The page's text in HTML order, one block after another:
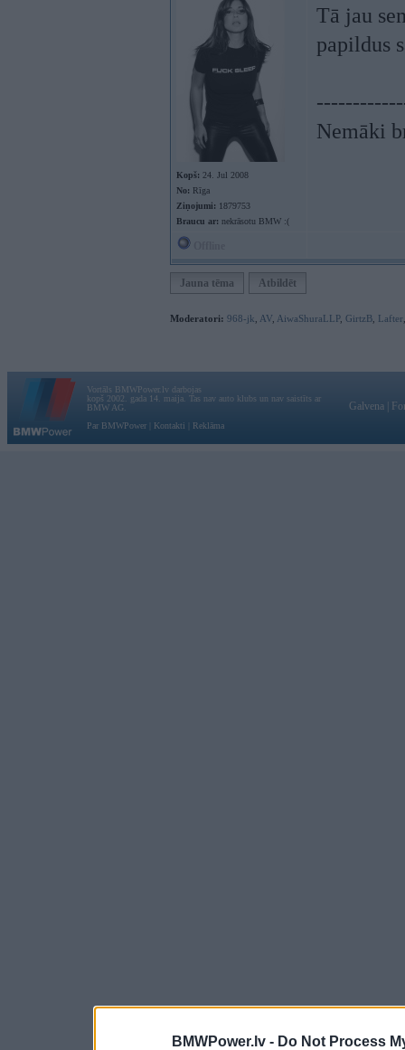
BMWPower.lv - Do Not Process
Kopš: 24. Jul 2008
No: Rīga
Ziņojumi: 1879753
Braucu ar: nekrāsotu BMW :(
Tā jau
papildus
Nemāki
Jauna tēma Atbildēt
Moderatori: 968-jk AV AiwaShuraLLP, GirtzB Lafter
Vortāls BMWPower.lv darbojas
kopš 2002. gada 14. maija. Tas nav auto klubs un nav saistīts ar
BMW AG.
Par BMWPower
Kontakti Reklāma
Galvena